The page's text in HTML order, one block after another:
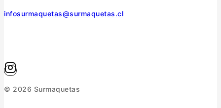
infosurmaquetas@surmaquetas.cl
© 2026 Surmaquetas